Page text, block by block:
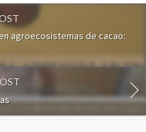
agroecosistemas de cacao: